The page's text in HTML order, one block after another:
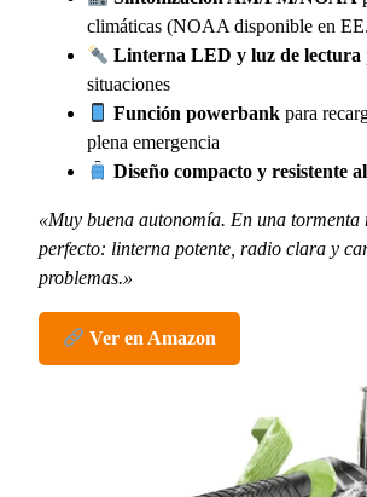
climáticas (NOAA disponible en
Linterna LED y luz de lectura
situaciones
Función powerbank para
plena emergencia
Diseño compacto y resistente
«Muy buena autonomía. En una tormenta
perfecto: linterna potente, radio clara y
problemas.»
Ver en Amazon